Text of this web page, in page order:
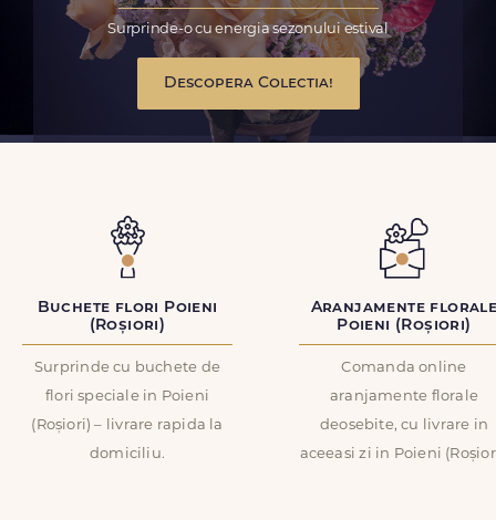
Surprinde-o cu energia sezonului estival
Descopera Colectia!
Buchete flori Poieni
(Roșiori)
Surprinde cu buchete de
flori speciale in Poieni
(Roșiori) – livrare rapida la
domiciliu.
Aranjamente
Poieni (Roșiori)
Comanda online
aranjamente florale
deosebite, cu livrare in
aceeasi zi in Poieni